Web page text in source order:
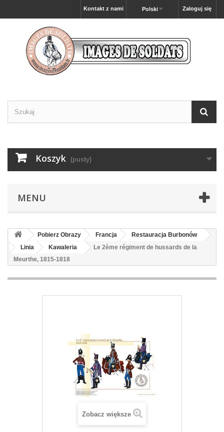
Zaloguj się
Polski
Kontakt z nami
Koszyk (pusty)
MENU
Pobierz Obrazy Francja
Restauracja Burbonów
Linia
Kawaleria
Le 2ème régiment de hussards de la
Meurthe, 1815-1818
Zobacz większe